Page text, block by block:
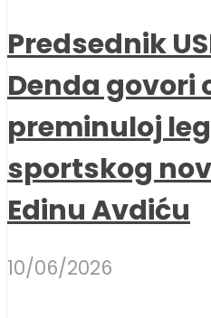
Predsednik
Denda govori
preminuloj
sportskog
Edinu Avdiću
10/06/2026